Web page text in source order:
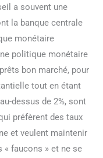
a souvent une
la banque centrale
monétaire
politique monétaire
bon marché, pour
tout en étant
dessus de 2%, sont
préfèrent des taux
et veulent maintenir
« faucons » et ne se